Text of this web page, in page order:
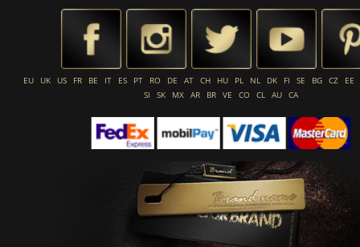
EU UK US FR BE IT ES PT RO DE AT CH HU PL NL DK FI SE BG CZ
EE
SI
SK MX AR BR VE CO CL AU CA